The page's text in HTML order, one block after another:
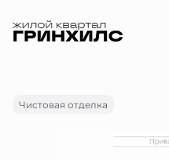
Чистовая отделка